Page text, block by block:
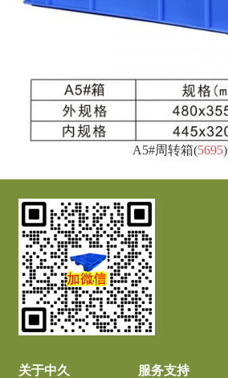
A5#周转箱(5695)
关于中久 服务支持